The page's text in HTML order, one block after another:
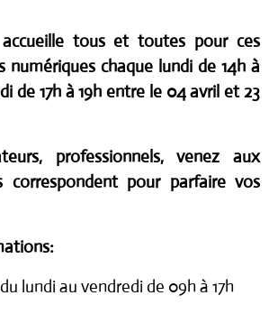
tous et toutes pour ces
numériques chaque lundi de 14h à
de 17h à 19h entre le 04 avril et 23
professionnels, venez aux
correspondent pour parfaire vos
du lundi au vendredi de 09h à 17h